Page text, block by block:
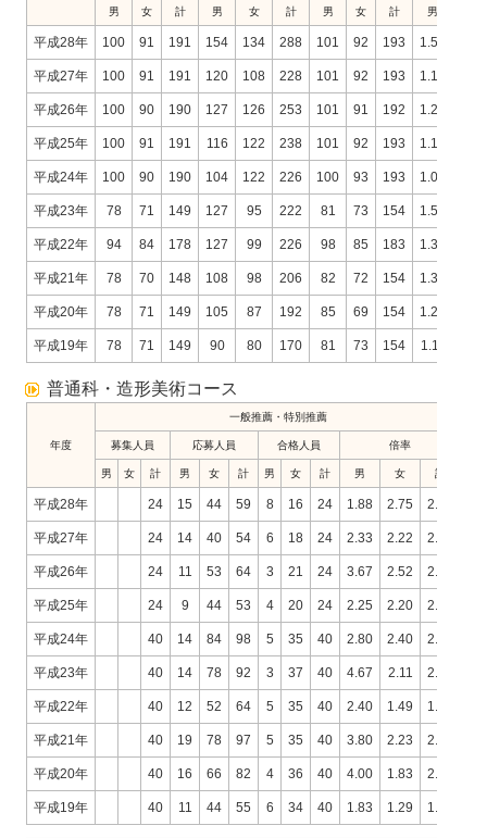
男 女 計 男 女 計 男 女 計 男
平成28年 100 91 191 154 134 288 101 92 193 1.52
平成27年 100 91 191 120 108 228 101 92 193 1.19
平成26年 100 90 190 127 126 253 101 91 192 1.26
平成25年 100 91 191 116 122 238 101 92 193 1.15
平成24年 100 90 190 104 122 226 100 93 193 1.04
平成23年 78 71 149 127 95 222 81 73 154 1.57
平成22年 94 84 178 127 99 226 98 85 183 1.30
平成21年 78 70 148 108 98 206 82 72 154 1.32
平成20年 78 71 149 105 87 192 85 69 154 1.24
平成19年 78 71 149 90 80 170 81 73 154 1.11
普通科・造形美術コース
年度
一般推薦・特別推薦
募集人員 応募人員 合格人員 倍率
男 女 計 男 女 計 男 女 計 男 女 計
平成28年 24 15 44 59 8 16 24 1.88 2.75 2.46
平成27年 24 14 40 54 6 18 24 2.33 2.22 2.25
平成26年 24 11 53 64 3 21 24 3.67 2.52 2.67
平成25年 24 9 44 53 4 20 24 2.25 2.20 2.21
平成24年 40 14 84 98 5 35 40 2.80 2.40 2.45
平成23年 40 14 78 92 3 37 40 4.67 2.11 2.30
平成22年 40 12 52 64 5 35 40 2.40 1.49 1.60
平成21年 40 19 78 97 5 35 40 3.80 2.23 2.43
平成20年 40 16 66 82 4 36 40 4.00 1.83 2.05
平成19年 40 11 44 55 6 34 40 1.83 1.29 1.38